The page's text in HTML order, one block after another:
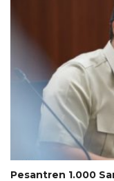
Pesantren 1.000